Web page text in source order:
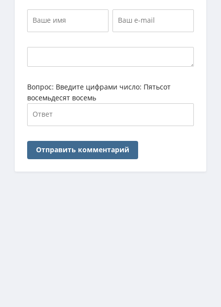
Вопрос: Введите цифрами число: Пятьсот
восемьдесят восемь
Отправить комментарий